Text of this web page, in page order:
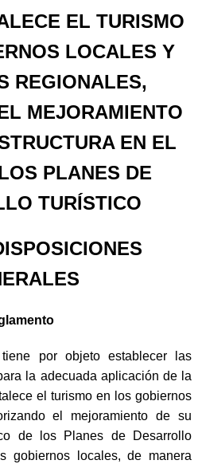
EL TURISMO
LOCALES Y
REGIONALES,
MEJORAMIENTO
EN EL
PLANES DE
TURÍSTICO
por objeto establecer las
la adecuada aplicación de la
el turismo en los gobiernos
el mejoramiento de su
de los Planes de Desarrollo
gobiernos locales, de manera